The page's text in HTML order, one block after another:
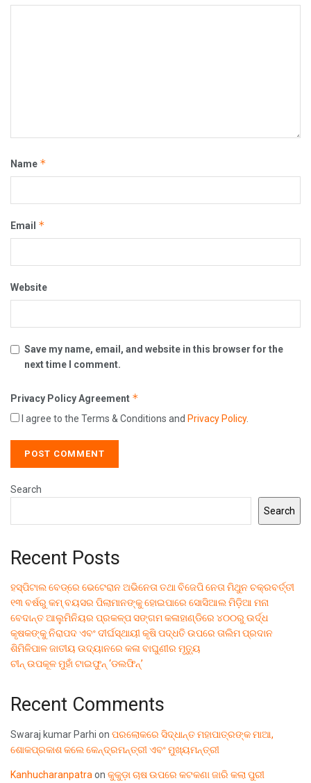
Name *
Email *
Website
Save my name, email, and website in this browser for the
next time I comment.
Privacy Policy Agreement *
I agree to the Terms & Conditions and Privacy Policy.
Search
Search
Recent Posts
ହସ୍ପିଟାଲ ବେଡ୍‌ରେ ଭେଟେରାନ ଅଭିନେତା ତଥା ବିଜେପି ନେତା ମିଥୁନ ଚକ୍ରବର୍ତ୍ତୀ
୧୩ ବର୍ଷରୁ କମ୍ ବୟସର ପିଲାମାନଙ୍କୁ ହୋଇପାରେ ସୋସିଆଲ ମିଡ଼ିଆ ମନା
ବେଦାନ୍ତ ଆଲୁମିନିୟର ପ୍ରକଳ୍ପ ସଙ୍ଗମ କଳାହାଣ୍ଡିରେ ୪୦୦ରୁ ଉର୍ଦ୍ଧ
କୃଷକଙ୍କୁ ନିରାପଦ ଏବଂ ଦୀର୍ଘସ୍ଥାୟୀ କୃଷି ପଦ୍ଧତି ଉପରେ ତାଲିମ ପ୍ରଦାନ
ଶିମିଳିପାଳ ଜାତୀୟ ଉଦ୍ୟାନରେ କଳା ବାଘୁଣୀର ମୃତ୍ୟୁ
ଚୀନ୍ ଉପକୂଳ ମୁହାଁ ଟାଇଫୁନ୍ ‘ଡଲଫିନ୍’
Recent Comments
Swaraj kumar Parhi on ପରଲୋକରେ ସିଦ୍ଧାନ୍ତ ମହାପାତ୍ରଙ୍କ ମାଆ,
ଶୋକପ୍ରକାଶ କଲେ କେନ୍ଦ୍ରମନ୍ତ୍ରୀ ଏବଂ ମୁଖ୍ୟମନ୍ତ୍ରୀ
Kanhucharanpatra on କୁକୁଡ଼ା ଚାଷ ଉପରେ କଟକଣା ଜାରି କଲା ପୁରୀ